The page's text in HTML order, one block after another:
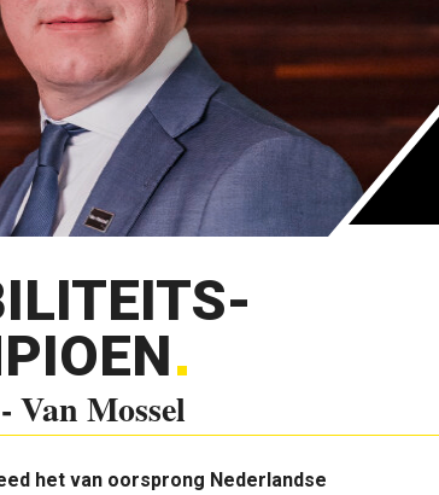
Van Mossel
het van oorsprong Nederlandse